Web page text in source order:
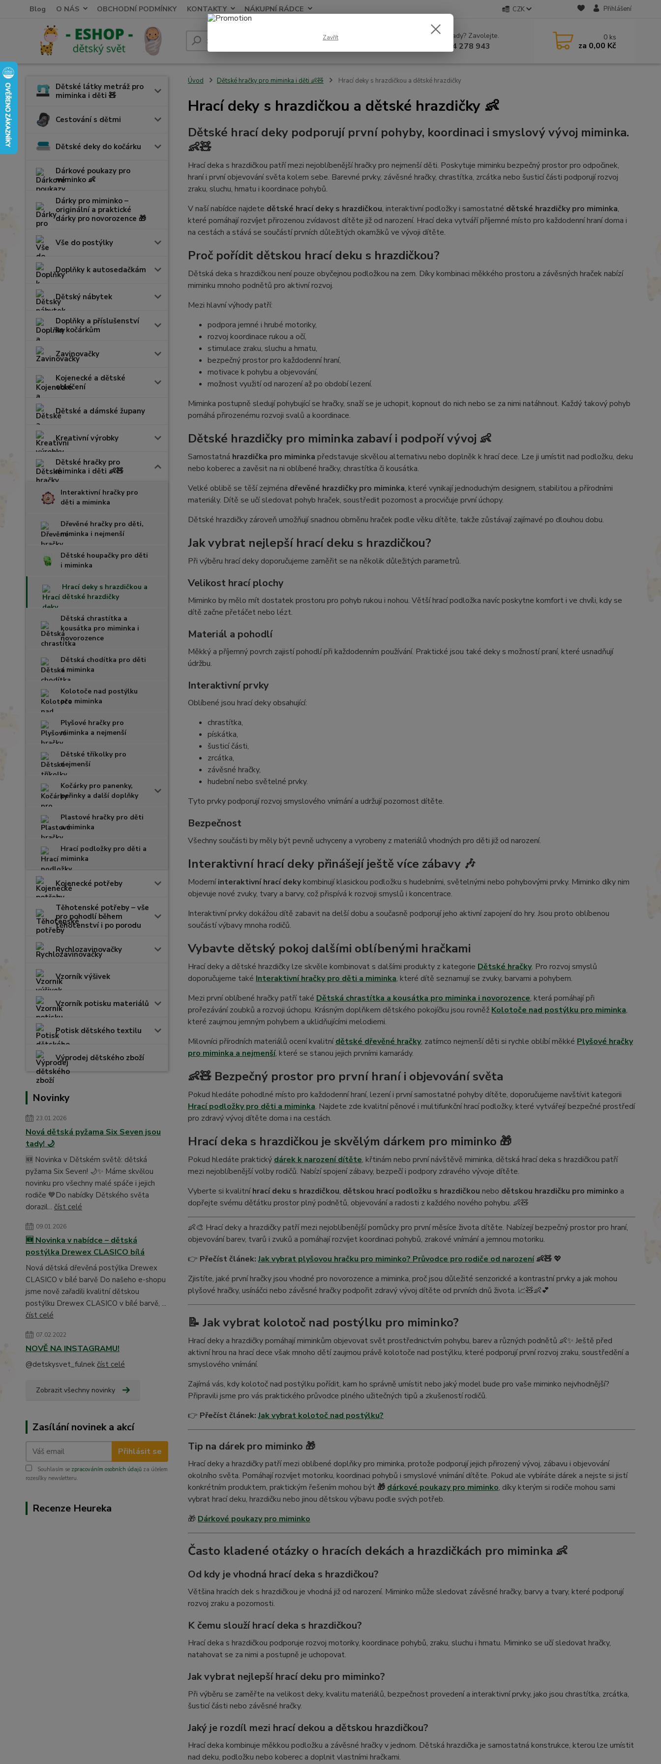
Blog O NÁS OBCHODNÍ PODMÍNKY KONTAKTY NÁKUPNÍ RÁDCE CZK Přihlášení
Hledat Nevíte si rady? Zavolejte.
+420 604 278 943
0 ks
za 0,00 Kč
Dětské látky metráž pro
miminka i děti 🧸
Cestování s dětmi
Dětské deky do kočárku
Dárkové poukazy pro
miminko 👶
Dárky pro miminko –
originální a praktické
dárky pro novorozence 🎁
Vše do postýlky
Doplňky k autosedačkám
Dětský nábytek
Doplňky a příslušenství
ke kočárkům
Zavinovačky
Kojenecké a dětské
oblečení
Dětské a dámské župany
Kreativní výrobky
Dětské hračky pro
miminka i děti 👶🧸
Interaktivní hračky pro
děti a miminka
Dřevěné hračky pro děti,
miminka i nejmenší
Dětské houpačky pro děti
i miminka
Hrací deky s hrazdičkou a
dětské hrazdičky
Dětská chrastítka a
kousátka pro miminka i
novorozence
Dětská chodítka pro děti
a miminka
Kolotoče nad postýlku
pro miminka
Plyšové hračky pro
miminka a nejmenší
Dětské tříkolky pro
nejmenší
Kočárky pro panenky,
peřinky a další doplňky
Plastové hračky pro děti
a miminka
Hrací podložky pro děti a
miminka
Kojenecké potřeby
Těhotenské potřeby – vše
pro pohodlí během
těhotenství i po porodu
Rychlozavinovačky
Vzorník výšivek
Vzorník potisku materiálů
Potisk dětského textilu
Výprodej dětského zboží
Novinky
23.01.2026
Nová dětská pyžama Six Seven jsou
tady! 🌙
🆕 Novinka v Dětském světě: dětská
pyžama Six Seven! 🌙✨ Máme skvělou
novinku pro všechny malé spáče i jejich
rodiče 💙Do nabídky Dětského světa
dorazil... číst celé
09.01.2026
🆕 Novinka v nabídce – dětská
postýlka Drewex CLASICO bílá
Nová dětská dřevěná postýlka Drewex
CLASICO v bílé barvě Do našeho e-shopu
jsme nově zařadili kvalitní dětskou
postýlku Drewex CLASICO v bílé barvě, ...
číst celé
07.02.2022
NOVĚ NA INSTAGRAMU!
@detskysvet_fulnek číst celé
Zobrazit všechny novinky
Zasílání novinek a akcí
Přihlásit se
Souhlasím se zpracováním osobních údajů za účelem
rozesílky newsletteru.
Recenze Heureka
Úvod Dětské hračky pro miminka i děti 👶🧸 Hrací deky s hrazdičkou a dětské hrazdičky
Hrací deky s hrazdičkou a dětské hrazdičky 👶
Dětské hrací deky podporují první pohyby, koordinaci i smyslový vývoj miminka.
👶🧸
Hrací deka s hrazdičkou patří mezi nejoblíbenější hračky pro nejmenší děti. Poskytuje miminku bezpečný prostor pro odpočinek,
hraní i první objevování světa kolem sebe. Barevné prvky, závěsné hračky, chrastítka, zrcátka nebo šusticí části podporují rozvoj
zraku, sluchu, hmatu i koordinace pohybů.
V naší nabídce najdete dětské hrací deky s hrazdičkou, interaktivní podložky i samostatné dětské hrazdičky pro miminka,
které pomáhají rozvíjet přirozenou zvídavost dítěte již od narození. Hrací deka vytváří příjemné místo pro každodenní hraní doma i
na cestách a stává se součástí prvních důležitých okamžiků ve vývoji dítěte.
Proč pořídit dětskou hrací deku s hrazdičkou?
Dětská deka s hrazdičkou není pouze obyčejnou podložkou na zem. Díky kombinaci měkkého prostoru a závěsných hraček nabízí
miminku mnoho podnětů pro aktivní rozvoj.
Mezi hlavní výhody patří:
podpora jemné i hrubé motoriky,
rozvoj koordinace rukou a očí,
stimulace zraku, sluchu a hmatu,
bezpečný prostor pro každodenní hraní,
motivace k pohybu a objevování,
možnost využití od narození až po období lezení.
Miminka postupně sledují pohybující se hračky, snaží se je uchopit, kopnout do nich nebo se za nimi natáhnout. Každý takový pohyb
pomáhá přirozenému rozvoji svalů a koordinace.
Dětské hrazdičky pro miminka zabaví i podpoří vývoj 👶
Samostatná hrazdička pro miminka představuje skvělou alternativu nebo doplněk k hrací dece. Lze ji umístit nad podložku, deku
nebo koberec a zavěsit na ni oblíbené hračky, chrastítka či kousátka.
Velké oblibě se těší zejména dřevěné hrazdičky pro miminka, které vynikají jednoduchým designem, stabilitou a přírodními
materiály. Dítě se učí sledovat pohyb hraček, soustředit pozornost a procvičuje první úchopy.
Dětské hrazdičky zároveň umožňují snadnou obměnu hraček podle věku dítěte, takže zůstávají zajímavé po dlouhou dobu.
Jak vybrat nejlepší hrací deku s hrazdičkou?
Při výběru hrací deky doporučujeme zaměřit se na několik důležitých parametrů.
Velikost hrací plochy
Miminko by mělo mít dostatek prostoru pro pohyb rukou i nohou. Větší hrací podložka navíc poskytne komfort i ve chvíli, kdy se
dítě začne přetáčet nebo lézt.
Materiál a pohodlí
Měkký a příjemný povrch zajistí pohodlí při každodenním používání. Praktické jsou také deky s možností praní, které usnadňují
údržbu.
Interaktivní prvky
Oblíbené jsou hrací deky obsahující:
chrastítka,
pískátka,
šusticí části,
zrcátka,
závěsné hračky,
hudební nebo světelné prvky.
Tyto prvky podporují rozvoj smyslového vnímání a udržují pozornost dítěte.
Bezpečnost
Všechny součásti by měly být pevně uchyceny a vyrobeny z materiálů vhodných pro děti již od narození.
Interaktivní hrací deky přinášejí ještě více zábavy 🎶
Moderníinteraktivní hrací dekykombinují klasickou podložku s hudebními, světelnými nebo pohybovými prvky. Miminko díky nim
objevuje nové zvuky, tvary a barvy, což přispívá k rozvoji smyslů i koncentrace.
Interaktivní prvky dokážou dítě zabavit na delší dobu a současně podporují jeho aktivní zapojení do hry. Jsou proto oblíbenou
součástí výbavy mnoha rodičů.
Vybavte dětský pokoj dalšími oblíbenými hračkami
Hrací deky a dětské hrazdičky lze skvěle kombinovat s dalšími produkty z kategorie Dětské hračky. Pro rozvoj smyslů
doporučujeme také Interaktivní hračky pro děti a miminka, které dítě seznamují se zvuky, barvami a pohybem.
Mezi první oblíbené hračky patří také Dětská chrastítka a kousátka pro miminka i novorozence, která pomáhají při
prořezávání zoubků a rozvoji úchopu. Krásným doplňkem dětského pokojíčku jsou rovněž Kolotoče nad postýlku pro miminka,
které zaujmou jemným pohybem a uklidňujícími melodiemi.
Milovníci přírodních materiálů ocení kvalitnídětské dřevěné hračky, zatímco nejmenší děti si rychle oblíbí měkké Plyšové hračky
pro miminka a nejmenší, které se stanou jejich prvními kamarády.
👶🧸 Bezpečný prostor pro první hraní i objevování světa
Pokud hledáte pohodlné místo pro každodenní hraní, lezení i první samostatné pohyby dítěte, doporučujeme navštívit kategorii
Hrací podložky pro děti a miminka. Najdete zde kvalitní pěnové i multifunkční hrací podložky, které vytvářejí bezpečné prostředí
pro zdravý vývoj dítěte doma i na cestách.
Hrací deka s hrazdičkou je skvělým dárkem pro miminko 🎁
Pokud hledáte praktický dárek k narození dítěte, křtinám nebo první návštěvě miminka, dětská hrací deka s hrazdičkou patří
mezi nejoblíbenější volby rodičů. Nabízí spojení zábavy, bezpečí i podpory zdravého vývoje dítěte.
Vyberte si kvalitníhrací deku s hrazdičkou, dětskou hrací podložku s hrazdičkou nebo dětskou hrazdičku pro miminko a
dopřejte svému děťátku prostor plný podnětů, objevování a radosti z každého nového pohybu. 👶🧸
👶🎨 Hrací deky a hrazdičky patří mezi nejoblíbenější pomůcky pro první měsíce života dítěte. Nabízejí bezpečný prostor pro hraní,
objevování barev, tvarů i zvuků a pomáhají rozvíjet koordinaci pohybů, zrakové vnímání a jemnou motoriku.
👉 Přečíst článek:Jak vybrat plyšovou hračku pro miminko? Průvodce pro rodiče od narození👶🧸💖
Zjistíte, jaké první hračky jsou vhodné pro novorozence a miminka, proč jsou důležité senzorické a kontrastní prvky a jak mohou
plyšové hračky, usínáčci nebo závěsné hračky podpořit zdravý vývoj dítěte od prvních dnů života. 📈🧸👶💕
📝 Jak vybrat kolotoč nad postýlku pro miminko?
Hrací deky a hrazdičky pomáhají miminkům objevovat svět prostřednictvím pohybu, barev a různých podnětů 👶✨ Ještě před
aktivní hrou na hrací dece však mnoho dětí zaujmou právě kolotoče nad postýlku, které podporují první rozvoj zraku, soustředění a
smyslového vnímání.
Zajímá vás, kdy kolotoč nad postýlku pořídit, kam ho správně umístit nebo jaký model bude pro vaše miminko nejvhodnější?
Připravili jsme pro vás praktického průvodce plného užitečných tipů a zkušeností rodičů.
👉 Přečíst článek:Jak vybrat kolotoč nad postýlku?
Tip na dárek pro miminko 🎁
Hrací deky a hrazdičky patří mezi oblíbené doplňky pro miminka, protože podporují jejich přirozený vývoj, zábavu i objevování
okolního světa. Pomáhají rozvíjet motoriku, koordinaci pohybů i smyslové vnímání dítěte. Pokud ale vybíráte dárek a nejste si jistí
konkrétním produktem, praktickým řešením mohou být 🎁 dárkové poukazy pro miminko, díky kterým si rodiče mohou sami
vybrat hrací deku, hrazdičku nebo jinou dětskou výbavu podle svých potřeb.
🎁 Dárkové poukazy pro miminko
Často kladené otázky o hracích dekách a hrazdičkách pro miminka 👶
Od kdy je vhodná hrací deka s hrazdičkou?
Většina hracích dek s hrazdičkou je vhodná již od narození. Miminko může sledovat závěsné hračky, barvy a tvary, které podporují
rozvoj zraku a pozornosti.
K čemu slouží hrací deka s hrazdičkou?
Hrací deka s hrazdičkou podporuje rozvoj motoriky, koordinace pohybů, zraku, sluchu i hmatu. Miminko se učí sledovat hračky,
natahovat se za nimi a postupně je uchopovat.
Jak vybrat nejlepší hrací deku pro miminko?
Při výběru se zaměřte na velikost deky, kvalitu materiálů, bezpečnost provedení a interaktivní prvky, jako jsou chrastítka, zrcátka,
šusticí části nebo závěsné hračky.
Jaký je rozdíl mezi hrací dekou a dětskou hrazdičkou?
Hrací deka kombinuje měkkou podložku a závěsné hračky v jednom. Dětská hrazdička je samostatná konstrukce, kterou lze umístit
nad deku, podložku nebo koberec a doplnit vlastními hračkami.
Zavřít